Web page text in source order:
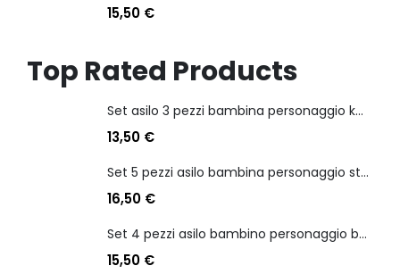
15,50 €
Top Rated Products
Set asilo 3 pezzi bambina personaggio kuromi
13,50 €
Set 5 pezzi asilo bambina personaggio stitch angel
16,50 €
Set 4 pezzi asilo bambino personaggio batman
15,50 €